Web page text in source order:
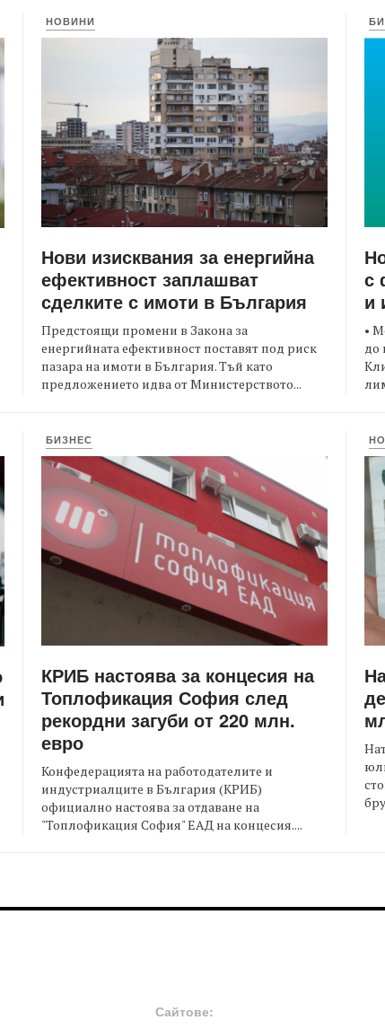
НОВИНИ
Нови изисквания за енергийна
ефективност заплашват
сделките с имоти в България
Предстоящи промени в Закона за
енергийната ефективност поставят под риск
пазара на имоти в България. Тъй като
предложението идва от Министерството...
с
и
•
до
БИЗНЕС
КРИБ настоява за концесия на
Топлофикация София след
рекордни загуби от 220 млн.
евро
Конфедерацията на работодателите и
индустриалците в България (КРИБ)
официално настоява за отдаване на
"Топлофикация София" ЕАД на концесия....
Сайтове: